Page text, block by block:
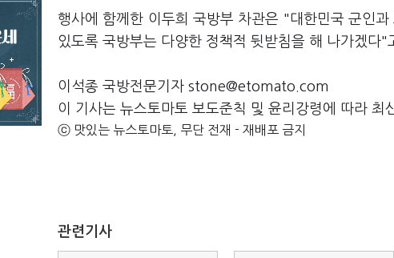
행사에 함께한 이두희 국방부 차관은 "대한민국 군인
있도록 국방부는 다양한 정책적 뒷받침을 해 나가겠다"
이석종 국방전문기자 stone@etomato.com
이 기사는 뉴스토마토 보도준칙 및 윤리강령에 따라 최
ⓒ 맛있는 뉴스토마토, 무단 전재 - 재배포 금지
관련기사